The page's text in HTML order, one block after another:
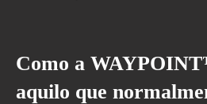
Como a
aquilo que